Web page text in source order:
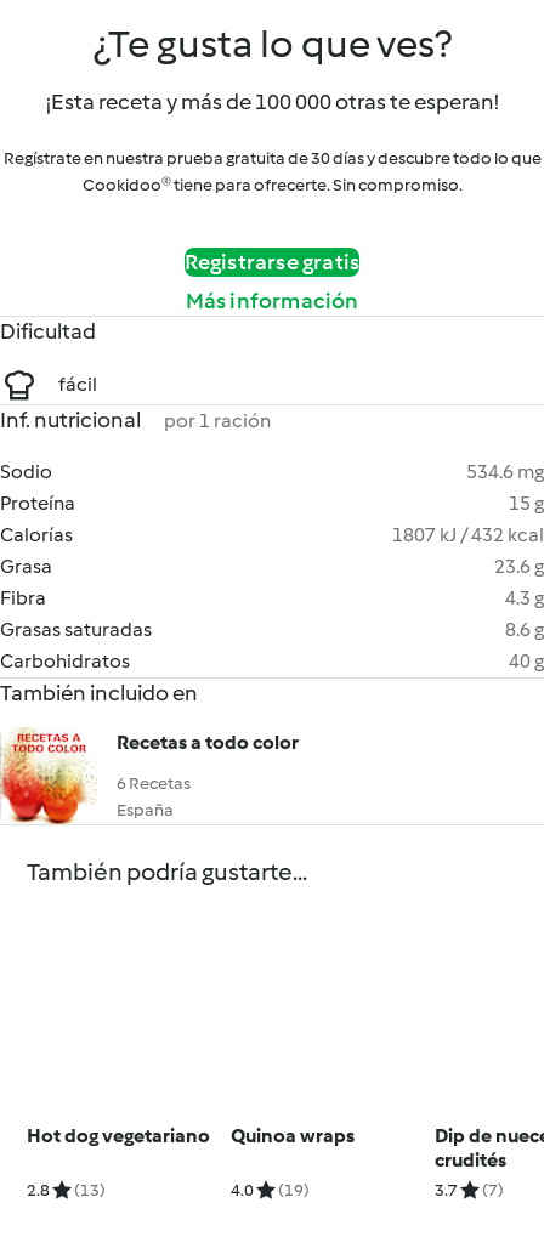
¿Te gusta lo que ves?
¡Esta receta y más de 100 000 otras te esperan!
Regístrate en nuestra prueba gratuita de 30 días y descubre todo lo que
Cookidoo® tiene para ofrecerte. Sin compromiso.
Registrarse gratis
Más información
Dificultad
fácil
Inf. nutricional por 1 ración
Sodio
534.6 mg
Proteína
15 g
Calorías
1807 kJ / 432 kcal
Grasa
23.6 g
Fibra
4.3 g
Grasas saturadas
8.6 g
Carbohidratos
40 g
También incluido en
Recetas a todo color
6 Recetas
España
También podría gustarte...
Hot dog vegetariano
2.8 (13)
Quinoa wraps
4.0 (19)
Dip de
crudités
3.7 (7)